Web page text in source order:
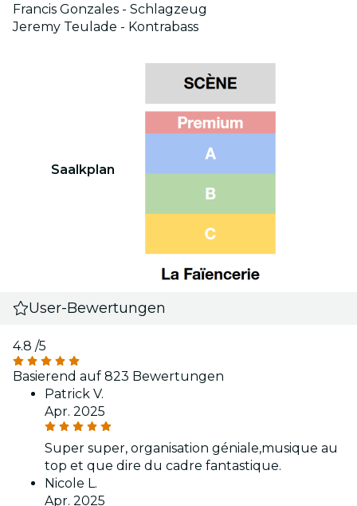
Francis Gonzales - Schlagzeug
Jeremy Teulade - Kontrabass
Saalkplan
User-Bewertungen
4.8 /5
Basierend auf 823 Bewertungen
Patrick V.
Apr. 2025
Super super, organisation géniale,musique au
top et que dire du cadre fantastique.
Nicole L.
Apr. 2025